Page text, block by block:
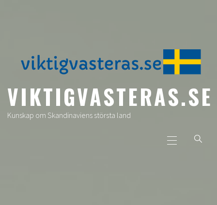
VIKTIGVASTERAS.SE
Kunskap om Skandinaviens största land
Menu